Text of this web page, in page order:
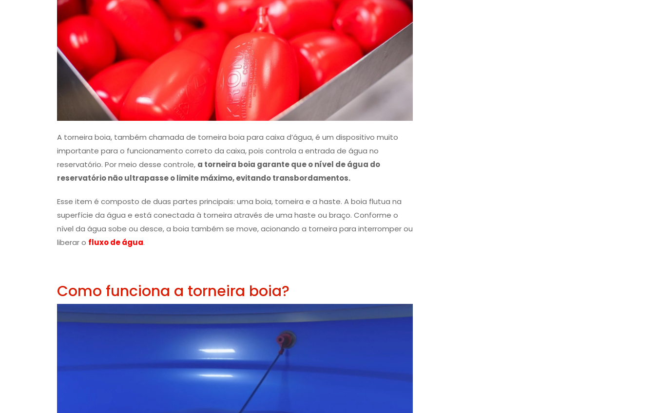
A torneira boia, também chamada de torneira boia para caixa d’água, é um dispositivo muito
importante para o funcionamento correto da caixa, pois controla a entrada de água no
reservatório. Por meio desse controle, a torneira boia garante que o nível de água do
reservatório não ultrapasse o limite máximo, evitando transbordamentos.
Esse item é composto de duas partes principais: uma boia, torneira e a haste. A boia flutua na
superfície da água e está conectada à torneira através de uma haste ou braço. Conforme o
nível da água sobe ou desce, a boia também se move, acionando a torneira para interromper ou
liberar o fluxo de água.
Como funciona a torneira boia?